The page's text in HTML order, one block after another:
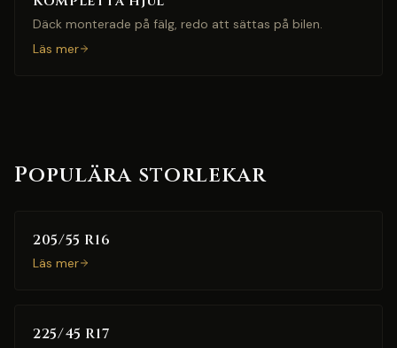
Däck monterade på fälg, redo att sättas på bilen.
Läs mer
Populära storlekar
205/55 R16
Läs mer
225/45 R17